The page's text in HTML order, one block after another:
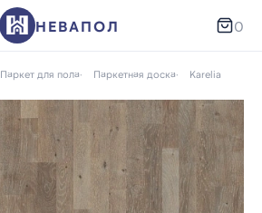
НЕВАПОЛ 0
Паркет для пола Паркетная доска Karelia